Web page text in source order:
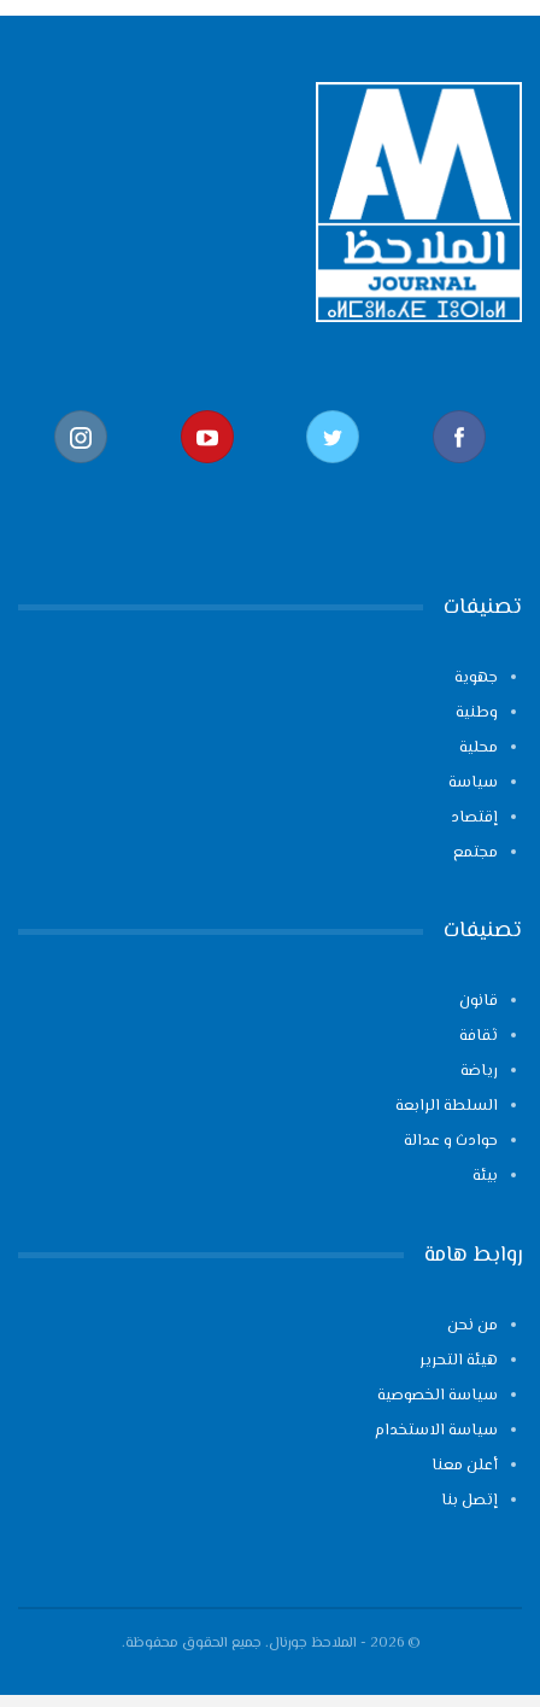
تصنيفات
جهوية
وطنية
محلية
سياسة
إقتصاد
مجتمع
تصنيفات
قانون
ثقافة
رياضة
السلطة الرابعة
حوادث و عدالة
بيئة
روابط هامة
من نحن
هيئة التحرير
سياسة الخصوصية
سياسة الاستخدام
أعلن معنا
إتصل بنا
© 2026 - الملاحظ جورنال. جميع الحقوق محفوظة.